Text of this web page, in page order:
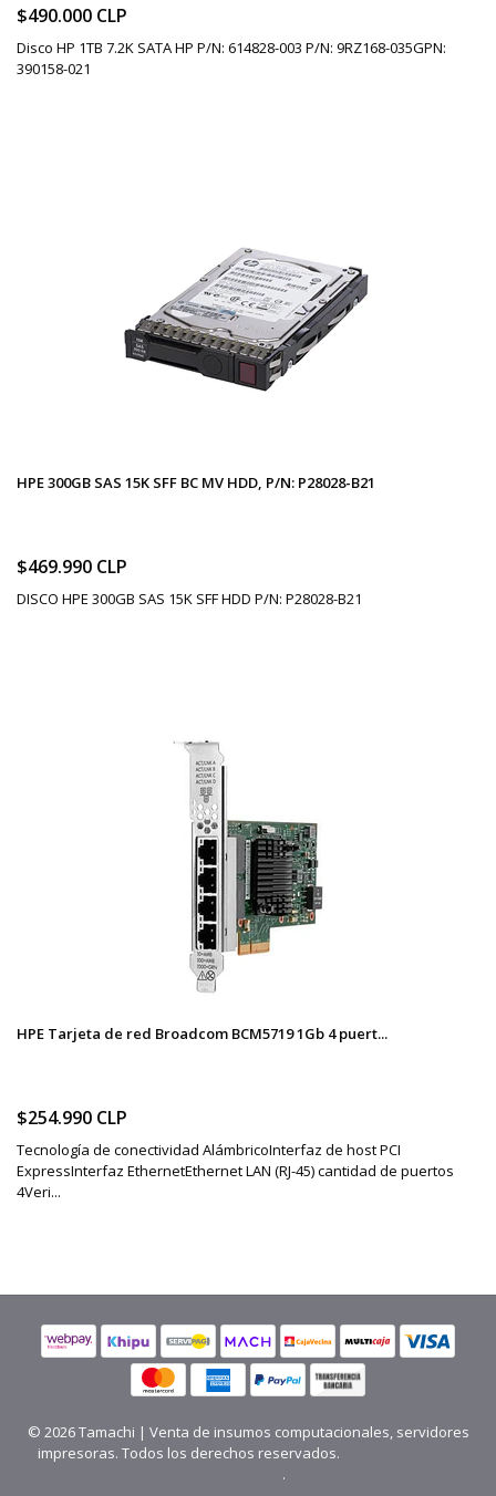
$490.000 CLP
Disco HP 1TB 7.2K SATA HP P/N: 614828-003 P/N: 9RZ168-035GPN:
390158-021
HPE 300GB SAS 15K SFF BC MV HDD, P/N: P28028-B21
$469.990 CLP
DISCO HPE 300GB SAS 15K SFF HDD P/N: P28028-B21
HPE Tarjeta de red Broadcom BCM5719 1Gb 4 puert...
$254.990 CLP
Tecnología de conectividad AlámbricoInterfaz de host PCI
ExpressInterfaz EthernetEthernet LAN (RJ-45) cantidad de puertos
4Veri...
© 2026 Tamachi | Venta de insumos computacionales, servidores
impresoras. Todos los derechos reservados.
.